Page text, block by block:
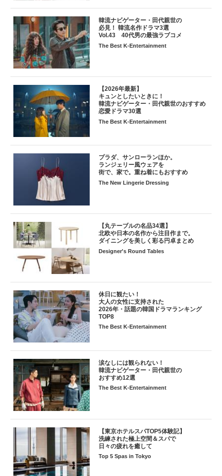
韓流ナビゲーター・田代親世の
必見！ 韓流名作ドラマ3選
Vol.43 40代男の最強ラブコメ
The Best K-Entertainment
【2026年最新】
キュンとしたいときに！
韓流ナビゲーター・田代親世のおすすめ
恋愛ドラマ30選
The Best K-Entertainment
プラダ、サンローランほか。
ランジェリー風ウェアを
街で、家で。重ね着にもおすすめ
The New Lingerie Dressing
【丸テーブルの名品34選】
北欧や日本の名作から注目作まで。
ダイニングを美しく彩る円卓まとめ
Designer's Round Tables
休日に観たい！
大人の女性に支持された
2026年・話題の韓国ドラマランキング
TOP8
The Best K-Entertainment
涙なしには観られない！
韓流ナビゲーター・田代親世の
おすすめ12選
The Best K-Entertainment
【東京ホテルスパTOP5体験記】
洗練された極上空間＆スパで
日々の疲れを癒して
Top 5 Spas in Tokyo